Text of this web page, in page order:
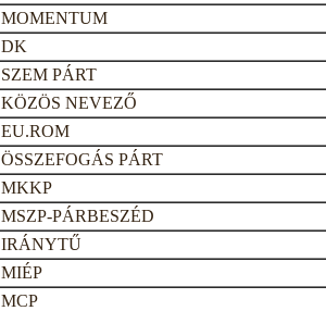
MOMENTUM
DK
SZEM PÁRT
KÖZÖS NEVEZŐ
EU.ROM
ÖSSZEFOGÁS PÁRT
MKKP
MSZP-PÁRBESZÉD
IRÁNYTŰ
MIÉP
MCP